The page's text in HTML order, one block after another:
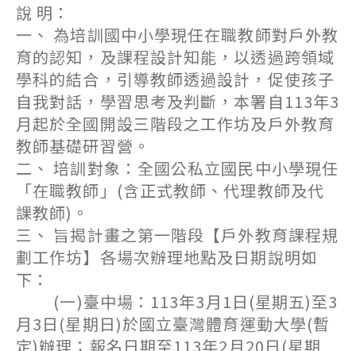
說 明：
一、 為培訓國中小學現任在職教師對戶外教
育的認知，及課程設計知能，以透過跨領域
學科的結合，引導教師透過設計，促使孩子
自我對話，學習思考及判斷，本署自113年3
月起於全國開設三階段之工作坊及戶外教育
教師基礎研習營。
二、 培訓對象：全國公私立國民中小學現任
「在職教師」(含正式教師、代理教師及代
課教師)。
三、 旨揭計畫之第一階段【戶外教育課程規
劃工作坊】各場次辦理地點及日期說明如
下：
(一)臺中場：113年3月1日(星期五)至3
月3日(星期日)於國立臺灣體育運動大學(暫
定)辦理；報名日期至113年2月20日(星期